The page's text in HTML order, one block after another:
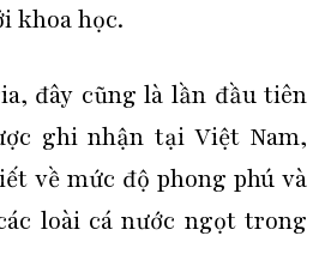
khoa học.
đây cũng là lần đầu tiên
ghi nhận tại Việt Nam,
về mức độ phong phú và
loài cá nước ngọt trong